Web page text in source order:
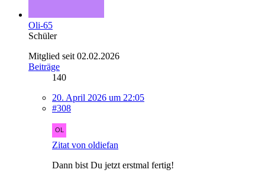
Oli-65
Schüler
Mitglied seit 02.02.2026
Beiträge
140
20. April 2026 um 22:05
#308
Zitat von oldiefan
Dann bist Du jetzt erstmal fertig!